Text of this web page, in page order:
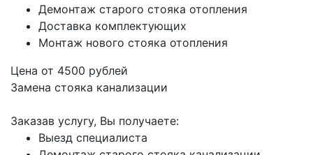
Демонтаж старого стояка отопления
Доставка комплектующих
Монтаж нового стояка отопления
Цена от 4500 рублей
Замена стояка канализации
Заказав услугу, Вы получаете:
Выезд специалиста